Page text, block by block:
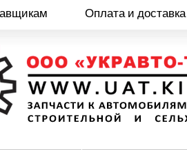
Оплата и доставка